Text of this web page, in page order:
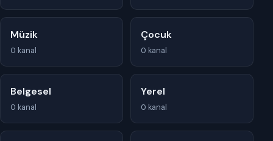
Müzik
0 kanal
Çocuk
0 kanal
Belgesel
0 kanal
Yerel
0 kanal